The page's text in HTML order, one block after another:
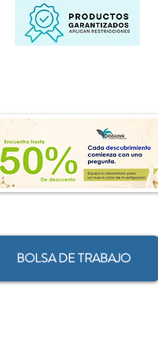
BOLSA DE TRABAJO